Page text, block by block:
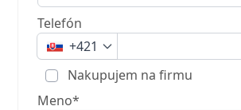
Telefón
+421
Nakupujem na firmu
Meno*